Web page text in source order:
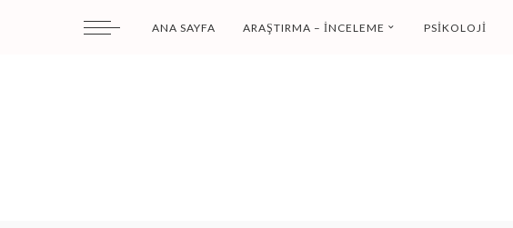
ANA SAYFA ARAŞTIRMA – İNCELEME PSIKOLOJI